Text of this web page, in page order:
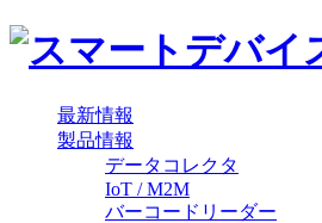
最新情報
製品情報
データコレクタ
IoT / M2M
バーコードリーダー